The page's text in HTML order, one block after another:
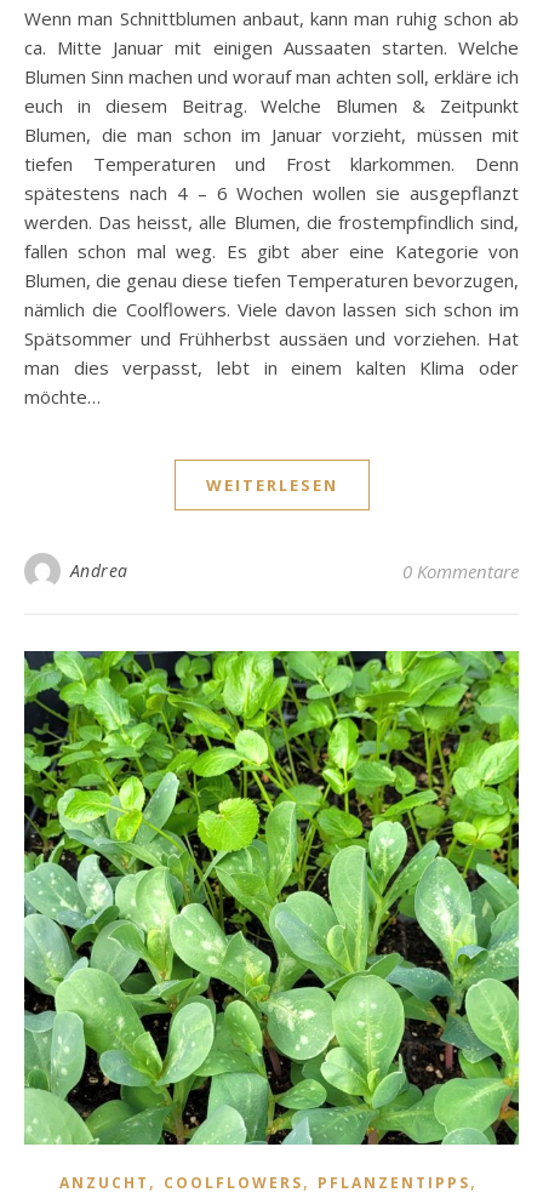
Wenn man Schnittblumen anbaut, kann man ruhig schon ab
ca. Mitte Januar mit einigen Aussaaten starten. Welche
Blumen Sinn machen und worauf man achten soll, erkläre ich
euch in diesem Beitrag. Welche Blumen & Zeitpunkt
Blumen, die man schon im Januar vorzieht, müssen mit
tiefen Temperaturen und Frost klarkommen. Denn
spätestens nach 4 – 6 Wochen wollen sie ausgepflanzt
werden. Das heisst, alle Blumen, die frostempfindlich sind,
fallen schon mal weg. Es gibt aber eine Kategorie von
Blumen, die genau diese tiefen Temperaturen bevorzugen,
nämlich die Coolflowers. Viele davon lassen sich schon im
Spätsommer und Frühherbst aussäen und vorziehen. Hat
man dies verpasst, lebt in einem kalten Klima oder
möchte…
WEITERLESEN
Andrea 0 Kommentare
ANZUCHT , COOLFLOWERS, PFLANZENTIPPS,